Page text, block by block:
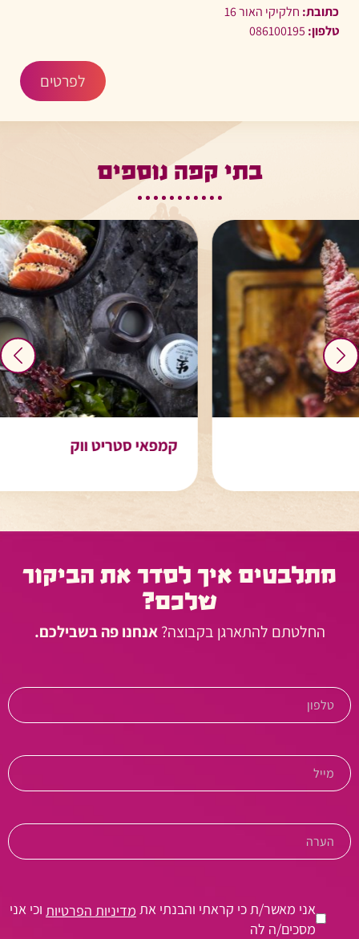
כתובת: חלקיקי האור 16
טלפון:
לפרטים
בתי קפה נוספים
מתלבטים איך לסדר את הביקור
שלכם?
החלטתם להתארגן בקבוצה?אנחנו פה בשבילכם.
אני מאשר/ת כי קראתי והבנתי את מדיניות הפרטיות וכי אני
מסכים/ה לה